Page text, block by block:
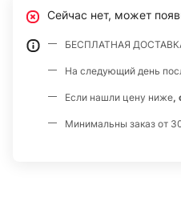
Сейчас нет, может
БЕСПЛАТНАЯ
На следующий день
Если нашли цену ниже,
Минимальны заказ от